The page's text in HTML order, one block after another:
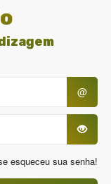
@
esqueceu sua senha!